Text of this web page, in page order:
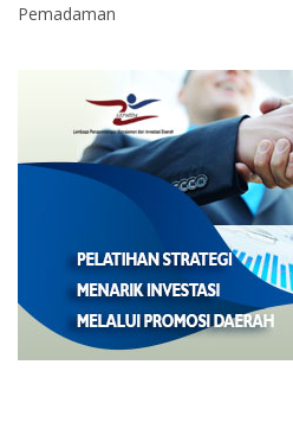
Pemadaman